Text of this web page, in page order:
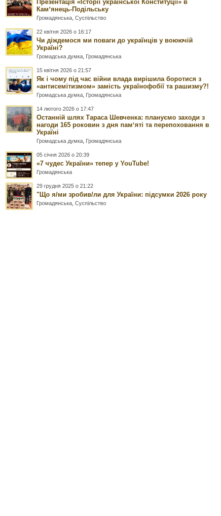
Презентація «Історії української Конституції» в
Камʼянець-Подільську
Громадянська ,Суспільство
22 квітня 2026 о 16:17
Чи діждемося ми поваги до українців у воюючій
Україні?
Громадська думка Громадянська
15 квітня 2026 о 21:57
Як і чому під час війни влада вирішила боротися з
«антисемітизмом» замість українофобії та рашизму?!
Громадська думка Громадянська
14 лютого 2026 о 17:47
Останній шлях Тараса Шевченка: плануємо заходи з
нагоди 165 роковин з дня памʼяті та перепоховання в
Україні
Громадська думка Громадянська
05 січня 2026 о 20:39
«7 чудес України» тепер у YouTube!
Громадянська
29 грудня 2025 о 21:22
"Що я/ми зробив/ли для України: підсумки 2026 року
Громадянська ,Суспільство